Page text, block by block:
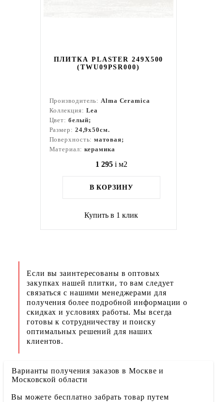
ПЛИТКА PLASTER 249X500
(TWU09PSR000)
Производитель:Alma Ceramica
Коллекция: Lea
Цвет: белый;
Размер: 24,9x50см.
Поверхность:матовая;
Материал: керамика
1 295 i м2
В КОРЗИНУ
Купить в 1 клик
Если вы заинтересованы в оптовых
закупках нашей плитки, то вам следует
связаться с нашими менеджерами для
получения более подробной информации о
скидках и условиях работы. Мы всегда
готовы к сотрудничеству и поиску
оптимальных решений для наших
клиентов.
Варианты получения заказов в Москве и
Московской области
Вы можете бесплатно забрать товар путем